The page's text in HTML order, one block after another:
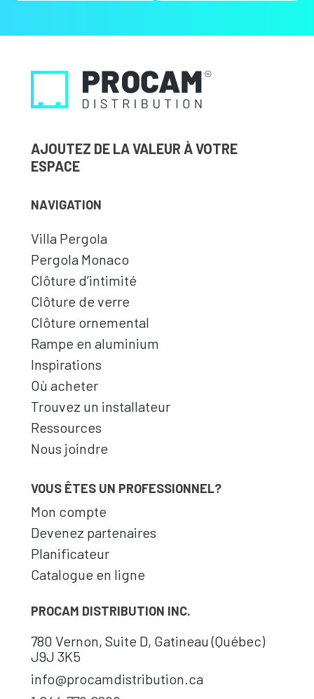
AJOUTEZ DE LA VALEUR À VOTRE
ESPACE
NAVIGATION
Villa Pergola
Pergola Monaco
Clôture d’intimité
Clôture de verre
Clôture ornemental
Rampe en aluminium
Inspirations
Où acheter
Trouvez un installateur
Ressources
Nous joindre
VOUS ÊTES UN PROFESSIONNEL?
Mon compte
Devenez partenaires
Planificateur
Catalogue en ligne
PROCAM DISTRIBUTION INC.
780 Vernon, Suite D, Gatineau (Québec)
J9J 3K5
info@procamdistribution.ca